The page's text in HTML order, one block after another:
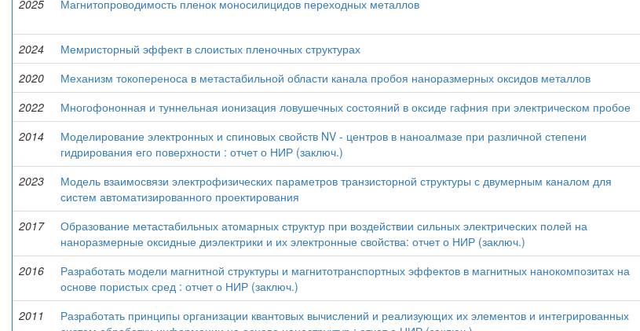
2025
Магнитопроводимость пленок моносилицидов переходных металлов
2024
Мемристорный эффект в слоистых пленочных структурах
2020
Механизм токопереноса в метастабильной области канала пробоя наноразмерных оксидов металлов
2022
Многофононная и туннельная ионизация ловушечных состояний в оксиде гафния при электрическом пробое
2014
Моделирование электронных и спиновых свойств NV - центров в наноалмазе при различной степени
гидрирования его поверхности : отчет о НИР (заключ.)
2023
Модель взаимосвязи электрофизических параметров транзисторной структуры с двумерным каналом для
систем автоматизированного проектирования
2017
Образование метастабильных атомарных структур при воздействии сильных электрических полей на
наноразмерные оксидные диэлектрики и их электронные свойства: отчет о НИР (заключ.)
2016
Разработать модели магнитной структуры и магнитотранспортных эффектов в магнитных нанокомпозитах на
основе пористых сред : отчет о НИР (заключ.)
2011
Разработать принципы организации квантовых вычислений и реализующих их элементов и интегрированных